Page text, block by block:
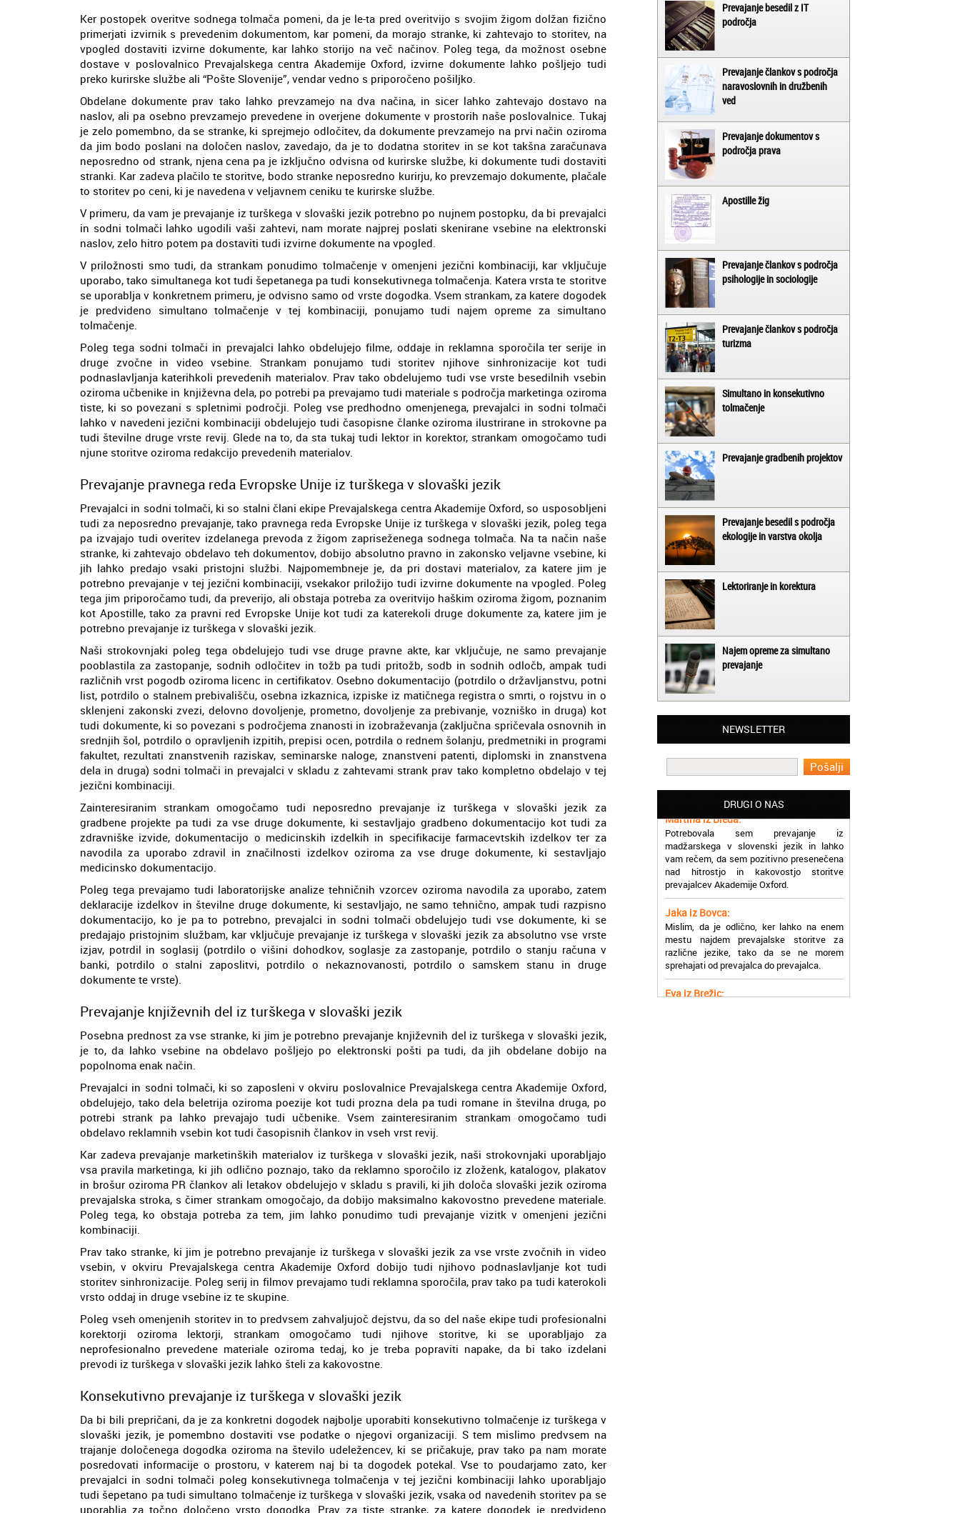
Ker postopek overitve sodnega tolmača pomeni, da je le-ta pred overitvijo s svojim žigom dolžan fizično
primerjati izvirnik s prevedenim dokumentom, kar pomeni, da morajo stranke, ki zahtevajo to storitev, na
vpogled dostaviti izvirne dokumente, kar lahko storijo na več načinov. Poleg tega, da možnost osebne
dostave v poslovalnico Prevajalskega centra Akademije Oxford, izvirne dokumente lahko pošljejo tudi
preko kurirske službe ali “Pošte Slovenije”, vendar vedno s priporočeno pošiljko.
Obdelane dokumente prav tako lahko prevzamejo na dva načina, in sicer lahko zahtevajo dostavo na
naslov, ali pa osebno prevzamejo prevedene in overjene dokumente v prostorih naše poslovalnice. Tukaj
je zelo pomembno, da se stranke, ki sprejmejo odločitev, da dokumente prevzamejo na prvi način oziroma
da jim bodo poslani na določen naslov, zavedajo, da je to dodatna storitev in se kot takšna zaračunava
neposredno od strank, njena cena pa je izključno odvisna od kurirske službe, ki dokumente tudi dostaviti
stranki. Kar zadeva plačilo te storitve, bodo stranke neposredno kurirju, ko prevzemajo dokumente, plačale
to storitev po ceni, ki je navedena v veljavnem ceniku te kurirske službe.
V primeru, da vam je prevajanje iz turškega v slovaški jezik potrebno po nujnem postopku, da bi prevajalci
in sodni tolmači lahko ugodili vaši zahtevi, nam morate najprej poslati skenirane vsebine na elektronski
naslov, zelo hitro potem pa dostaviti tudi izvirne dokumente na vpogled.
V priložnosti smo tudi, da strankam ponudimo tolmačenje v omenjeni jezični kombinaciji, kar vključuje
uporabo, tako simultanega kot tudi šepetanega pa tudi konsekutivnega tolmačenja. Katera vrsta te storitve
se uporablja v konkretnem primeru, je odvisno samo od vrste dogodka. Vsem strankam, za katere dogodek
je predvideno simultano tolmačenje v tej kombinaciji, ponujamo tudi najem opreme za simultano
tolmačenje.
Poleg tega sodni tolmači in prevajalci lahko obdelujejo filme, oddaje in reklamna sporočila ter serije in
druge zvočne in video vsebine. Strankam ponujamo tudi storitev njihove sinhronizacije kot tudi
podnaslavljanja katerihkoli prevedenih materialov. Prav tako obdelujemo tudi vse vrste besedilnih vsebin
oziroma učbenike in književna dela, po potrebi pa prevajamo tudi materiale s področja marketinga oziroma
tiste, ki so povezani s spletnimi področji. Poleg vse predhodno omenjenega, prevajalci in sodni tolmači
lahko v navedeni jezični kombinaciji obdelujejo tudi časopisne članke oziroma ilustrirane in strokovne pa
tudi številne druge vrste revij. Glede na to, da sta tukaj tudi lektor in korektor, strankam omogočamo tudi
njune storitve oziroma redakcijo prevedenih materialov.
Prevajanje pravnega reda Evropske Unije iz turškega v slovaški jezik
Prevajalci in sodni tolmači, ki so stalni člani ekipe Prevajalskega centra Akademije Oxford, so usposobljeni
tudi za neposredno prevajanje, tako pravnega reda Evropske Unije iz turškega v slovaški jezik, poleg tega
pa izvajajo tudi overitev izdelanega prevoda z žigom zapriseženega sodnega tolmača. Na ta način naše
stranke, ki zahtevajo obdelavo teh dokumentov, dobijo absolutno pravno in zakonsko veljavne vsebine, ki
jih lahko predajo vsaki pristojni službi. Najpomembneje je, da pri dostavi materialov, za katere jim je
potrebno prevajanje v tej jezični kombinaciji, vsekakor priložijo tudi izvirne dokumente na vpogled. Poleg
tega jim priporočamo tudi, da preverijo, ali obstaja potreba za overitvijo haškim oziroma žigom, poznanim
kot Apostille, tako za pravni red Evropske Unije kot tudi za katerekoli druge dokumente za, katere jim je
potrebno prevajanje iz turškega v slovaški jezik.
Naši strokovnjaki poleg tega obdelujejo tudi vse druge pravne akte, kar vključuje, ne samo prevajanje
pooblastila za zastopanje, sodnih odločitev in tožb pa tudi pritožb, sodb in sodnih odločb, ampak tudi
različnih vrst pogodb oziroma licenc in certifikatov. Osebno dokumentacijo (potrdilo o državljanstvu, potni
list, potrdilo o stalnem prebivališču, osebna izkaznica, izpiske iz matičnega registra o smrti, o rojstvu in o
sklenjeni zakonski zvezi, delovno dovoljenje, prometno, dovoljenje za prebivanje, vozniško in druga) kot
tudi dokumente, ki so povezani s področjema znanosti in izobraževanja (zaključna spričevala osnovnih in
srednjih šol, potrdilo o opravljenih izpitih, prepisi ocen, potrdila o rednem šolanju, predmetniki in programi
fakultet, rezultati znanstvenih raziskav, seminarske naloge, znanstveni patenti, diplomski in znanstvena
dela in druga) sodni tolmači in prevajalci v skladu z zahtevami strank prav tako kompletno obdelajo v tej
jezični kombinaciji.
Zainteresiranim strankam omogočamo tudi neposredno prevajanje iz turškega v slovaški jezik za
gradbene projekte pa tudi za vse druge dokumente, ki sestavljajo gradbeno dokumentacijo kot tudi za
zdravniške izvide, dokumentacijo o medicinskih izdelkih in specifikacije farmacevtskih izdelkov ter za
navodila za uporabo zdravil in značilnosti izdelkov oziroma za vse druge dokumente, ki sestavljajo
medicinsko dokumentacijo.
Poleg tega prevajamo tudi laboratorijske analize tehničnih vzorcev oziroma navodila za uporabo, zatem
deklaracije izdelkov in številne druge dokumente, ki sestavljajo, ne samo tehnično, ampak tudi razpisno
dokumentacijo, ko je pa to potrebno, prevajalci in sodni tolmači obdelujejo tudi vse dokumente, ki se
predajajo pristojnim službam, kar vključuje prevajanje iz turškega v slovaški jezik za absolutno vse vrste
izjav, potrdil in soglasij (potrdilo o višini dohodkov, soglasje za zastopanje, potrdilo o stanju računa v
banki, potrdilo o stalni zaposlitvi, potrdilo o nekaznovanosti, potrdilo o samskem stanu in druge
dokumente te vrste).
Prevajanje književnih del iz turškega v slovaški jezik
Posebna prednost za vse stranke, ki jim je potrebno prevajanje književnih del iz turškega v slovaški jezik,
je to, da lahko vsebine na obdelavo pošljejo po elektronski pošti pa tudi, da jih obdelane dobijo na
popolnoma enak način.
Prevajalci in sodni tolmači, ki so zaposleni v okviru poslovalnice Prevajalskega centra Akademije Oxford,
obdelujejo, tako dela beletrija oziroma poezije kot tudi prozna dela pa tudi romane in številna druga, po
potrebi strank pa lahko prevajajo tudi učbenike. Vsem zainteresiranim strankam omogočamo tudi
obdelavo reklamnih vsebin kot tudi časopisnih člankov in vseh vrst revij.
Kar zadeva prevajanje marketinških materialov iz turškega v slovaški jezik, naši strokovnjaki uporabljajo
vsa pravila marketinga, ki jih odlično poznajo, tako da reklamno sporočilo iz zloženk, katalogov, plakatov
in brošur oziroma PR člankov ali letakov obdelujejo v skladu s pravili, ki jih določa slovaški jezik oziroma
prevajalska stroka, s čimer strankam omogočajo, da dobijo maksimalno kakovostno prevedene materiale.
Poleg tega, ko obstaja potreba za tem, jim lahko ponudimo tudi prevajanje vizitk v omenjeni jezični
kombinaciji.
Prav tako stranke, ki jim je potrebno prevajanje iz turškega v slovaški jezik za vse vrste zvočnih in video
vsebin, v okviru Prevajalskega centra Akademije Oxford dobijo tudi njihovo podnaslavljanje kot tudi
storitev sinhronizacije. Poleg serij in filmov prevajamo tudi reklamna sporočila, prav tako pa tudi katerokoli
vrsto oddaj in druge vsebine iz te skupine.
Poleg vseh omenjenih storitev in to predvsem zahvaljujoč dejstvu, da so del naše ekipe tudi profesionalni
korektorji oziroma lektorji, strankam omogočamo tudi njihove storitve, ki se uporabljajo za
neprofesionalno prevedene materiale oziroma tedaj, ko je treba popraviti napake, da bi tako izdelani
prevodi iz turškega v slovaški jezik lahko šteli za kakovostne.
Konsekutivno prevajanje iz turškega v slovaški jezik
Da bi bili prepričani, da je za konkretni dogodek najbolje uporabiti konsekutivno tolmačenje iz turškega v
slovaški jezik, je pomembno dostaviti vse podatke o njegovi organizaciji. S tem mislimo predvsem na
trajanje določenega dogodka oziroma na število udeležencev, ki se pričakuje, prav tako pa nam morate
posredovati informacije o prostoru, v katerem naj bi ta dogodek potekal. Vse to poudarjamo zato, ker
prevajalci in sodni tolmači poleg konsekutivnega tolmačenja v tej jezični kombinaciji lahko uporabljajo
tudi šepetano pa tudi simultano tolmačenje iz turškega v slovaški jezik, vsaka od navedenih storitev pa se
uporablja za točno določeno vrsto dogodka. Prav za tiste stranke, za katere dogodek je predvideno
Prevajanje besedil z IT
področja
Prevajanje člankov s področja
naravoslovnih in družbenih
ved
Prevajanje dokumentov s
področja prava
Apostille žig
Prevajanje člankov s področja
psihologije in sociologije
Prevajanje člankov s področja
turizma
Simultano in konsekutivno
tolmačenje
Prevajanje gradbenih projektov
Prevajanje besedil s področja
ekologije in varstva okolja
Lektoriranje in korektura
Najem opreme za simultano
prevajanje
NEWSLETTER
DRUGI O NAS
Lahko pohvalim vse zaposlene v Akademiji
Oxford, ker so resnično profesionalni in
prevajalske storitve opravljajo hitro in
učinkoviti.
Martina iz Bleda:
madžarskega v slovenski jezik in lahko
vam rečem, da sem pozitivno presenečena
nad hitrostjo in kakovostjo storitve
prevajalcev Akademije Oxford.
Jaka iz Bovca:
Mislim, da je odlično, ker lahko na enem
mestu najdem prevajalske storitve za
različne jezike, tako da se ne morem
sprehajati od prevajalca do prevajalca.
Eva iz Brežic:
Nujno sem potrebovala prevod v francoski